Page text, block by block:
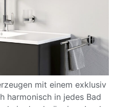
mit einem exklusiv
harmonisch in jedes Bad